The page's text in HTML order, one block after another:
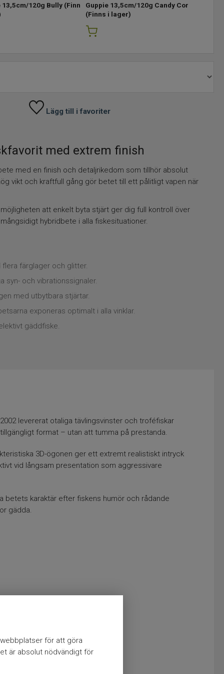
för att göra
är absolut nödvändigt för
13,5cm/120g Bully(Finns
Guppie 13,5cm/120g Candy Corn
(Finns i lager)
Lägg till i favoriter
med extrem finish
med en finish och detaljrikedom som tillhör absolut
vikt och kraftfull gång gör betet till ett pålitligt vapen när
att enkelt byta stjärt ger dig full kontroll över
hybridbete i alla fiskesituationer.
färglager och glitter.
syn- och vibrationssignaler.
med utbytbara stjärtar.
exponeras optimalt i alla vinklar.
gäddfiske.
levererat otaliga tävlingsvinster och troféfiskar
format – utan att tumma på prestanda.
3D-ögonen ger ett extremt realistiskt intryck
vid långsam presentation som aggressivare
betets karaktär efter fiskens humör och rådande
gädda.